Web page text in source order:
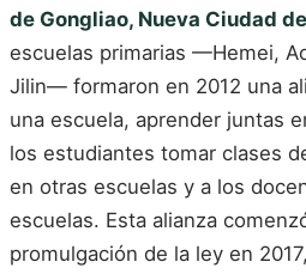
de Gongliao, Nueva Ciudad
escuelas primarias —Hemei,
Jilin— formaron en 2012 una
una escuela, aprender juntas
los estudiantes tomar clases
en otras escuelas y a los
escuelas. Esta alianza
promulgación de la ley en